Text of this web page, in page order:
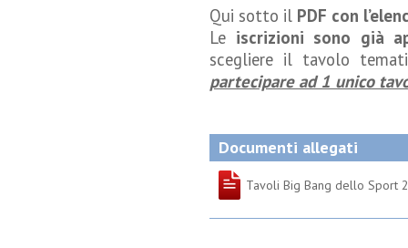
Qui sotto il PDF con
Le iscrizioni sono già
scegliere il tavolo
partecipare ad 1 unico
Documenti allegati
Tavoli Big Bang dello Sport